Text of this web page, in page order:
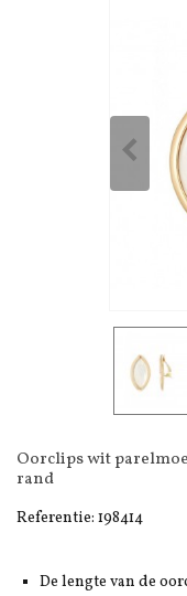
Oorclips wit
rand
Referentie: 198414
De lengte van de